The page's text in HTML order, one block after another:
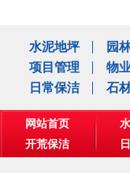
水泥地坪 园
项目管理
物
日常保洁
石
网站首页
开荒保洁